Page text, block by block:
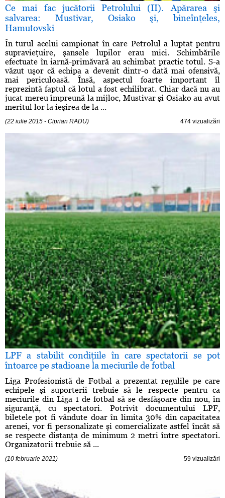
Ce mai fac jucătorii Petrolului (II). Apărarea şi
salvarea: Mustivar, Osiako şi, bineînţeles,
Hamutovski
În turul acelui campionat în care Petrolul a luptat pentru
supravieţuire, şansele lupilor erau mici. Schimbările
efectuate în iarnă-primăvară au schimbat practic totul. S-a
văzut uşor că echipa a devenit dintr-o dată mai ofensivă,
mai periculoasă. Însă, aspectul foarte important îl
reprezintă faptul că lotul a fost echilibrat. Chiar dacă nu au
jucat mereu împreună la mijloc, Mustivar şi Osiako au avut
meritul lor la ieşirea de la ...
(22 iulie 2015 - Ciprian RADU) 474 vizualizări
LPF a stabilit condiţiile în care spectatorii se pot
întoarce pe stadioane la meciurile de fotbal
Liga Profesionistă de Fotbal a prezentat regulile pe care
echipele şi suporterii trebuie să le respecte pentru ca
meciurile din Liga 1 de fotbal să se desfăşoare din nou, în
siguranţă, cu spectatori. Potrivit documentului LPF,
biletele pot fi vândute doar în limita 30% din capacitatea
arenei, vor fi personalizate şi comercializate astfel încât să
se respecte distanţa de minimum 2 metri între spectatori.
Organizatorii trebuie să ...
(10 februarie 2021) 59 vizualizări